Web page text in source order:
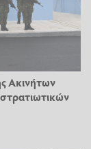
Ακινήτων